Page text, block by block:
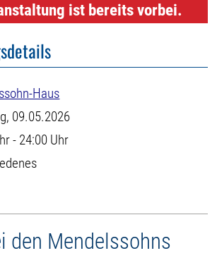
ist bereits vorbei.
Haus
09.05.2026
- 24:00 Uhr
den Mendelssohns